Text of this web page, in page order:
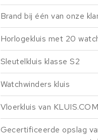
Brand bij één van onze
Horlogekluis met 20
Sleutelkluis klasse S2
Watchwinders kluis
Vloerkluis van KLUIS.COM
Gecertificeerde opslag